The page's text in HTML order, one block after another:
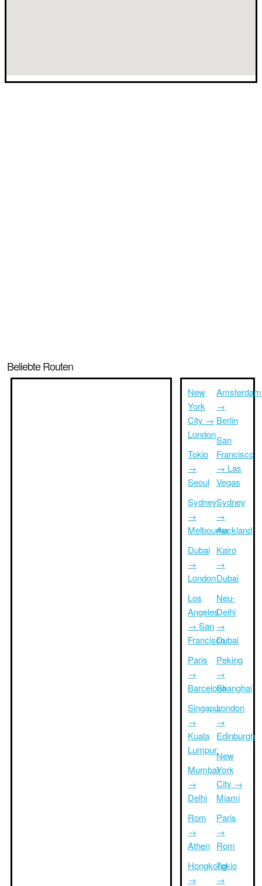
Beliebte Routen
New
York
City →
London
Tokio
→
Seoul
Sydney
→
Melbourne
Dubai
→
London
Los
Angeles
→ San
Francisco
Paris
→
Barcelona
Singapur
→
Kuala
Lumpur
Mumbai
→
Delhi
Rom
→
Athen
Hongkong
→
Amsterdam
→
Berlin
San
Francisco
→ Las
Vegas
Sydney
→
Auckland
Kairo
→
Dubai
Neu-
Delhi
→
Dubai
Peking
→
Shanghai
London
→
Edinburgh
New
York
City →
Miami
Paris
→
Rom
Tokio
→